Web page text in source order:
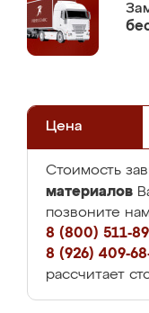
Цена
Стоимость
материалов
позвоните
8 (800) 511-
8 (926) 409-
рассчитает